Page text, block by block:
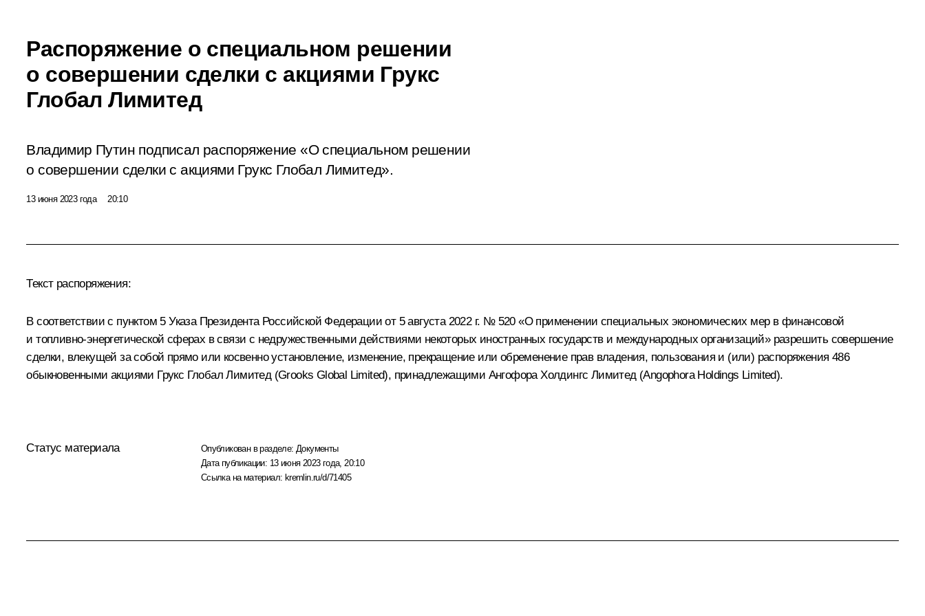
Распоряжение о специальном решении
о совершении сделки с акциями Грукс
Глобал Лимитед
Владимир Путин подписал распоряжение «О специальном решении
о совершении сделки с акциями Грукс Глобал Лимитед».
13 июня 2023 года 20:10
Текст распоряжения:
В соответствии с пунктом 5 Указа Президента Российской Федерации от 5 августа 2022 г. № 520 «О применении специальных экономических мер в финансовой
и топливно-энергетической сферах в связи с недружественными действиями некоторых иностранных государств и международных организаций» разрешить совершение
сделки, влекущей за собой прямо или косвенно установление, изменение, прекращение или обременение прав владения, пользования и (или) распоряжения 486
обыкновенными акциями Грукс Глобал Лимитед (Grooks Global Limited), принадлежащими Ангофора Холдингс Лимитед (Angophora Holdings Limited).
Статус материала Опубликован в разделе: Документы
Дата публикации: 13 июня 2023 года, 20:10
Ссылка на материал: kremlin.ru/d/71405